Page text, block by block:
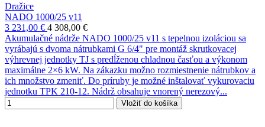
Dražice
NADO 1000/25 v11
3 231,00 € 4 308,00 €
Akumulačné nádrže NADO 1000/25 v11 s tepelnou izoláciou sa
vyrábajú s dvoma nátrubkami G 6/4" pre montáž skrutkovacej
výhrevnej jednotky TJ s predĺženou chladnou časťou a výkonom
maximálne 2×6 kW. Na zákazku možno rozmiestnenie nátrubkov a
ich množstvo zmeniť. Do príruby je možné inštalovať vykurovaciu
jednotku TPK 210-12. Nádrž obsahuje vnorený nerezový...
Vložiť do košíka